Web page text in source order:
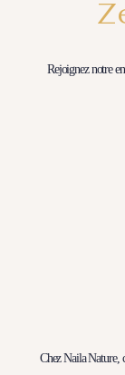
Rejoignez notre
Chez Naila Nature,